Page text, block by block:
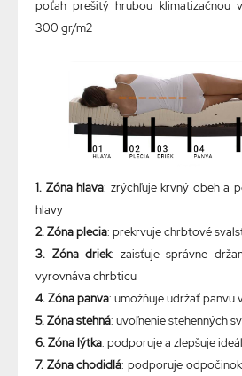
poťah prešitý hrubou klimatizačnou
300 gr/m2
1. Zóna hlava: zrýchľuje krvný obeh a
hlavy
2. Zóna plecia: prekrvuje chrbtové
3. Zóna driek: zaisťuje správne
vyrovnáva chrbticu
4. Zóna panva: umožňuje udržať panvu
5. Zóna stehná: uvoľnenie stehenných
6. Zóna lýtka: podporuje a zlepšuje
7. Zóna chodidlá: podporuje